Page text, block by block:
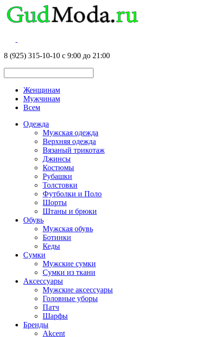
8 (925) 315-10-10 с 9:00 до 21:00
Женщинам
Мужчинам
Всем
Одежда
Мужская одежда
Верхняя одежда
Вязаный трикотаж
Джинсы
Костюмы
Рубашки
Толстовки
Футболки и Поло
Шорты
Штаны и брюки
Обувь
Мужская обувь
Ботинки
Кеды
Сумки
Мужские сумки
Сумки из ткани
Аксессуары
Мужские аксессуары
Головные уборы
Патч
Шарфы
Бренды
Akcent